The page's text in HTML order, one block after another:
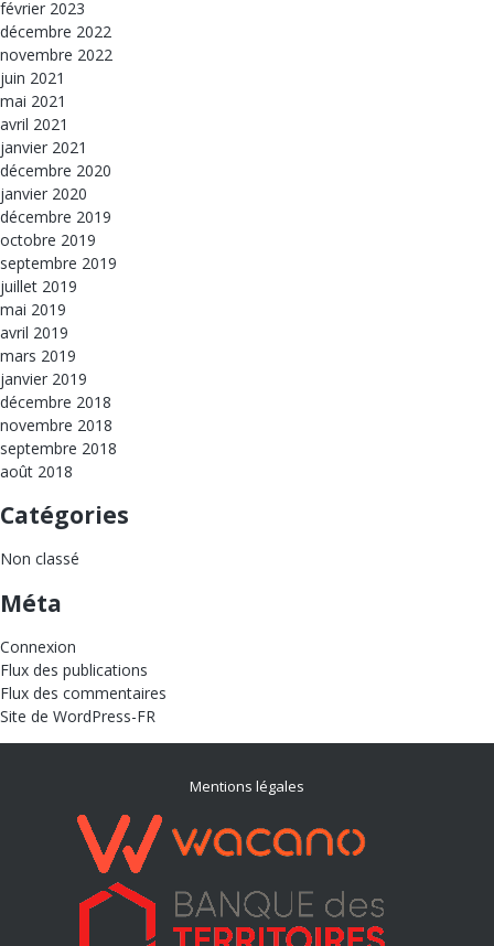
février 2023
décembre 2022
novembre 2022
juin 2021
mai 2021
avril 2021
janvier 2021
décembre 2020
janvier 2020
décembre 2019
octobre 2019
septembre 2019
juillet 2019
mai 2019
avril 2019
mars 2019
janvier 2019
décembre 2018
novembre 2018
septembre 2018
août 2018
Catégories
Non classé
Méta
Connexion
Flux des publications
Flux des commentaires
Site de WordPress-FR
Mentions légales